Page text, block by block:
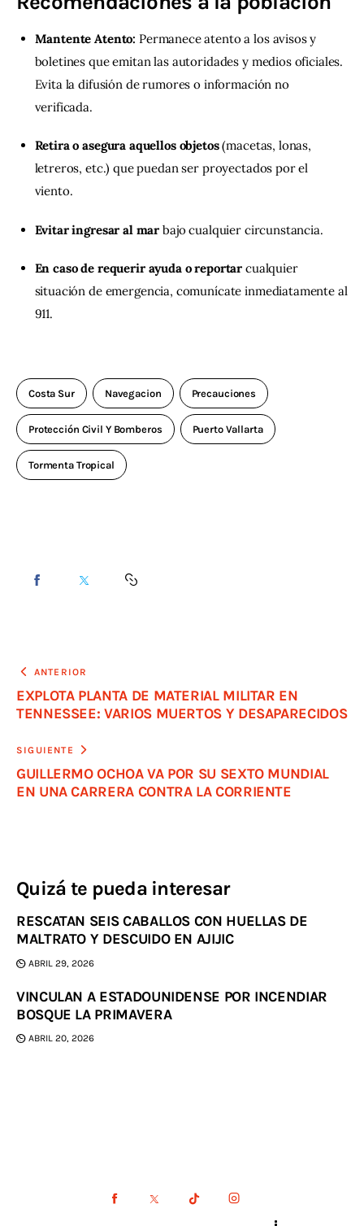
Mantente Atento: Permanece atento a los avisos y
boletines que emitan las autoridades y medios oficiales.
Evita la difusión de rumores o información no
verificada.
Retira o asegura aquellos objetos(macetas, lonas,
letreros, etc.) que puedan ser proyectados por el
viento.
Evitar ingresar al marbajo cualquier circunstancia.
En caso de requerir ayuda o reportar cualquier
situación de emergencia, comunícate inmediatamente al
911.
Costa Sur Navegacion Precauciones
Protección Civil Y Bomberos Puerto Vallarta
Tormenta Tropical
ANTERIOR
EXPLOTA PLANTA DE MATERIAL MILITAR EN
TENNESSEE: VARIOS MUERTOS Y DESAPARECIDOS
SIGUIENTE
GUILLERMO OCHOA VA POR SU SEXTO MUNDIAL
EN UNA CARRERA CONTRA LA CORRIENTE
Quizá te pueda interesar
RESCATAN SEIS CABALLOS CON HUELLAS DE
MALTRATO Y DESCUIDO EN AJIJIC
ABRIL 29, 2026
VINCULAN A ESTADOUNIDENSE POR INCENDIAR
BOSQUE LA PRIMAVERA
ABRIL 20, 2026